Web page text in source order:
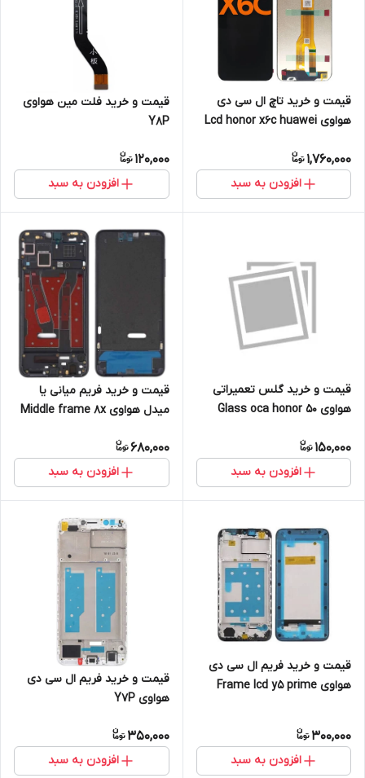
قیمت و خرید تاچ ال سی دی
هواوی Lcd honor x6c huawei
1,760,000
افزودن به سبد
قیمت و خرید فلت مین هواوی
Y8P
120,000
افزودن به سبد
قیمت و خرید گلس تعمیراتی
هواوی Glass oca honor 50
150,000
افزودن به سبد
قیمت و خرید فریم میانی یا
میدل هواوی Middle frame 8x
680,000
افزودن به سبد
قیمت و خرید فریم ال سی دی
هواوی Frame lcd y5 prime
300,000
افزودن به سبد
قیمت و خرید فریم ال سی دی
هواوی Y7P
350,000
افزودن به سبد